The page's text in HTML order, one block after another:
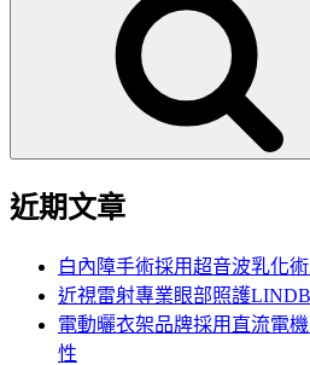
近期文章
白內障手術採用超音波乳化
近視雷射專業眼部照護
電動曬衣架品牌採用直流電
性